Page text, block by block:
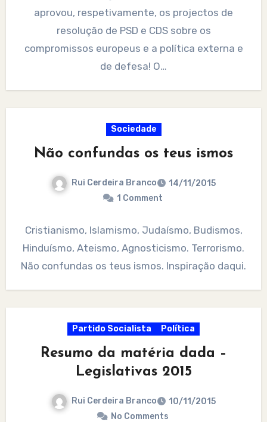
aprovou, respetivamente, os projectos de
resolução de PSD e CDS sobre os
compromissos europeus e a política externa e
de defesa! O…
Sociedade
Não confundas os teus ismos
Rui Cerdeira Branco
14/11/2015
1 Comment
Cristianismo, Islamismo, Judaísmo, Budismos,
Hinduísmo, Ateismo, Agnosticismo. Terrorismo.
Não confundas os teus ismos. Inspiração daqui.
Partido Socialista Política
Resumo da matéria dada –
Legislativas 2015
Rui Cerdeira Branco
10/11/2015
No Comments